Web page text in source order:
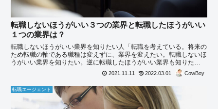
転職しないほうがいい３つの業界と転職したほうがいい
１つの業界は？
転職しないほうがいい業界を知りたい人「転職を考えている。将来の
ため転職の軸である職種は変えずに、業界を変えたい。転職しないほ
うがいい業界を知りたい。逆に転職したほうがいい業界も知りた
い。」これらの疑問にお答えします。2021.11.11 2022.03.01 CowBoy
転職エージェント